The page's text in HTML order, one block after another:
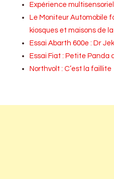
Expérience
Le Moniteur Automobile
kiosques et maisons de
Essai Abarth 600e : Dr
Essai Fiat : Petite Panda
Northvolt : C’est la faillite